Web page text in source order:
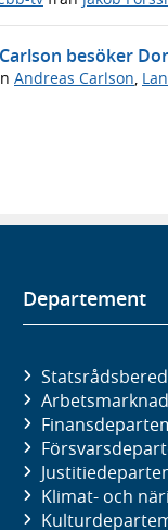
besöker
Andreas Carlson
Departement
Klimat- och